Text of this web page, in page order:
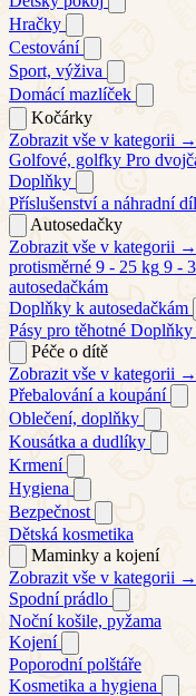
Hračky
Cestování
Sport, výživa
Domácí mazlíček
Kočárky
Zobrazit vše v kategorii →
Golfové, golfky Pro
Doplňky
Příslušenství a náhradní
Autosedačky
Zobrazit vše v kategorii →
protisměrné 9 - 25 kg 9 -
autosedačkám
Doplňky k autosedačkám
Pásy pro těhotné Doplňky
Péče o dítě
Zobrazit vše v kategorii →
Přebalování a koupání
Oblečení, doplňky
Kousátka a dudlíky
Krmení
Hygiena
Bezpečnost
Dětská kosmetika
Maminky a kojení
Zobrazit vše v kategorii →
Spodní prádlo
Noční košile, pyžama
Kojení
Poporodní polštáře
Kosmetika a hygiena